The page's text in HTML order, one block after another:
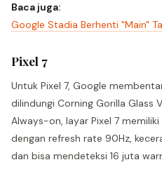
Baca juga:
Google Stadia Berhenti "Main"
Pixel 7
Untuk Pixel 7, Google
dilindungi Corning Gorilla Glass
Always-on, layar Pixel 7
dengan refresh rate 90Hz,
dan bisa mendeteksi 16 juta